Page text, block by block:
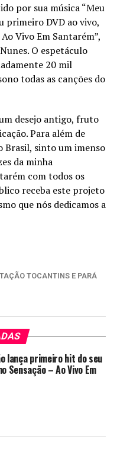
por sua música “Meu
primeiro DVD ao vivo,
Vivo Em Santarém”,
O espetáculo
20 mil
todas as canções do
desejo antigo, fruto
Para além de
Brasil, sinto um imenso
da minha
com todos os
receba este projeto
que nós dedicamos a
TOCANTINS E PARÁ
lança primeiro hit do seu
Sensação – Ao Vivo Em